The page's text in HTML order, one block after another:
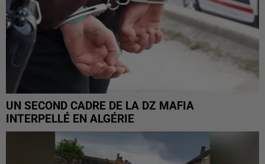
UN SECOND CADRE DE LA DZ MAFIA
INTERPELLÉ EN ALGÉRIE